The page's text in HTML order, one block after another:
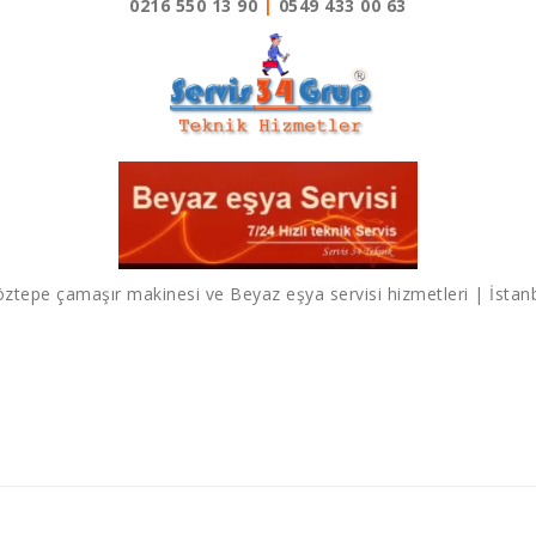
0216 550 13 90 0549 433 00 63
çamaşır makinesi ve Beyaz eşya servisi hizmetleri |